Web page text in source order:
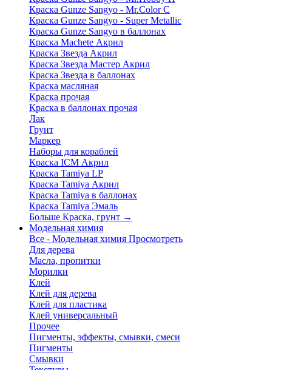
Краска Gunze Sangyo - Mr.Color C
Краска Gunze Sangyo - Super Metallic
Краска Gunze Sangyo в баллонах
Краска Machete Акрил
Краска Звезда Акрил
Краска Звезда Мастер Акрил
Краска Звезда в баллонах
Краска масляная
Краска прочая
Краска в баллонах прочая
Лак
Грунт
Маркер
Наборы для кораблей
Краска ICM Акрил
Краска Tamiya LP
Краска Tamiya Акрил
Краска Tamiya в баллонах
Краска Tamiya Эмаль
Больше Краска, грунт →
Модельная химия
Все - Модельная химия Просмотреть
Для дерева
Масла, пропитки
Морилки
Клей
Клей для дерева
Клей для пластика
Клей универсальный
Прочее
Пигменты, эффекты, смывки, смеси
Пигменты
Смывки